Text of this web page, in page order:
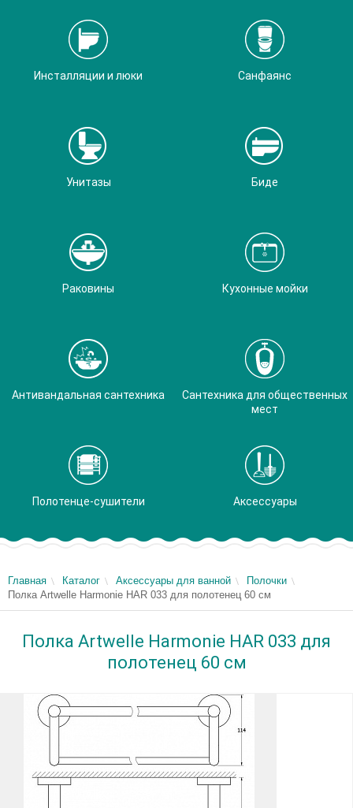
Инсталляции и люки Санфаянс
Унитазы Биде
Раковины Кухонные мойки
Антивандальная сантехника
Сантехника для общественных
мест
Полотенце-сушители Аксессуары
Главная Каталог Аксессуары для ванной
Полочки
Полка Artwelle Harmonie HAR 033 для полотенец 60 см
Полка Artwelle Harmonie HAR 033 для
полотенец 60 см